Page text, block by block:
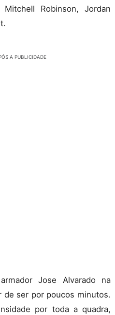
Robinson, Jordan
A PUBLICIDADE
Jose Alvarado na
de ser por poucos minutos.
por toda a quadra,